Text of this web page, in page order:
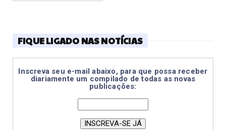
FIQUE LIGADO NAS NOTÍCIAS
Inscreva seu e-mail abaixo, para que possa receber
diariamente um compilado de todas as novas
publicações: